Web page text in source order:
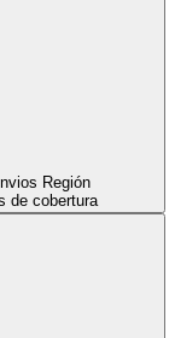
Región
de cobertura